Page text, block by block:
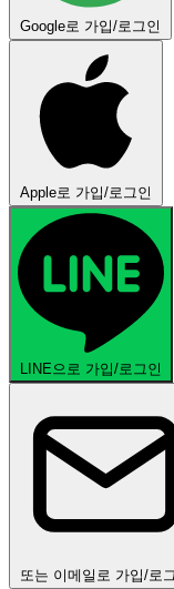
Google로 가입/로그인
Apple로 가입/로그인
LINE으로 가입/로그인
또는 이메일로 가입/로